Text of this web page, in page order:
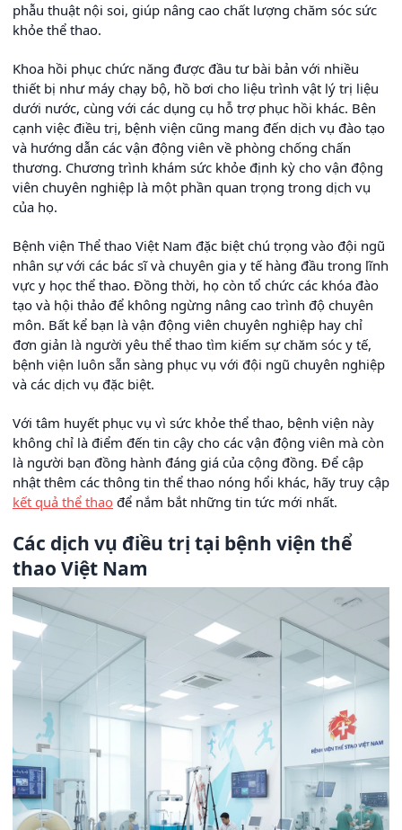
phẫu thuật nội soi, giúp nâng cao chất lượng chăm sóc sức
khỏe thể thao.
Khoa hồi phục chức năng được đầu tư bài bản với nhiều
thiết bị như máy chạy bộ, hồ bơi cho liệu trình vật lý trị liệu
dưới nước, cùng với các dụng cụ hỗ trợ phục hồi khác. Bên
cạnh việc điều trị, bệnh viện cũng mang đến dịch vụ đào tạo
và hướng dẫn các vận động viên về phòng chống chấn
thương. Chương trình khám sức khỏe định kỳ cho vận động
viên chuyên nghiệp là một phần quan trọng trong dịch vụ
của họ.
Bệnh viện Thể thao Việt Nam đặc biệt chú trọng vào đội ngũ
nhân sự với các bác sĩ và chuyên gia y tế hàng đầu trong lĩnh
vực y học thể thao. Đồng thời, họ còn tổ chức các khóa đào
tạo và hội thảo để không ngừng nâng cao trình độ chuyên
môn. Bất kể bạn là vận động viên chuyên nghiệp hay chỉ
đơn giản là người yêu thể thao tìm kiếm sự chăm sóc y tế,
bệnh viện luôn sẵn sàng phục vụ với đội ngũ chuyên nghiệp
và các dịch vụ đặc biệt.
Với tâm huyết phục vụ vì sức khỏe thể thao, bệnh viện này
không chỉ là điểm đến tin cậy cho các vận động viên mà còn
là người bạn đồng hành đáng giá của cộng đồng. Để cập
nhật thêm các thông tin thể thao nóng hổi khác, hãy truy cập
kết quả thể thao để nắm bắt những tin tức mới nhất.
Các dịch vụ điều trị tại bệnh viện thể
thao Việt Nam